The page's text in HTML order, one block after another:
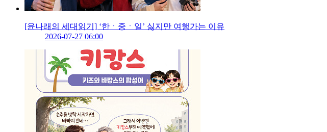
[윤나래의 세대읽기] ‘한ㆍ중ㆍ일’ 싫지만 여행가는 이유
2026-07-27 06:00